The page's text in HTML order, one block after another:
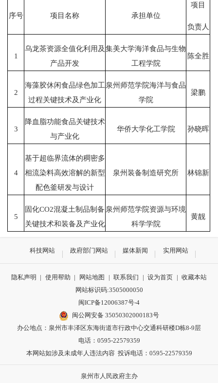
序号 项目名称 承担单位
项目
负责人
1
乌龙茶资源全值化利用及
产品开发
集美大学海洋食品与生物
工程学院
陈全胜
2
海藻胶休闲食品绿色加工
过程关键技术及产业化
泉州师范学院海洋与食品
学院
梁鹏
3
降血脂功能食品关键技术
与产业化
华侨大学化工学院 孙晓晖
4
基于超临界流体的稠密多
相流染料高效溶解的新型
配色釜研发与设计
泉州装备制造研究所 林锦新
5
固化CO2混凝土制品制备
关键技术和装备及产业化
泉州师范学院资源与环境
科学学院
黄靓
科技网站 政府部门网站 媒体新闻 实用网站
隐私声明 | 使用帮助 | 网站地图 | 联系我们 | 设为首页 | 收藏本站
网站标识码:3505000050
闽ICP备12006387号-4
闽公网安备 35050302000183号
办公地点：泉州市丰泽区东海街道市行政中心交通科研楼D栋8-9层
电话：0595-22579359
本网站如涉及未成年人违法内容 投诉电话：0595-22579359
泉州市人民政府主办